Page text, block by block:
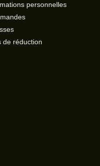
personnelles
de réduction